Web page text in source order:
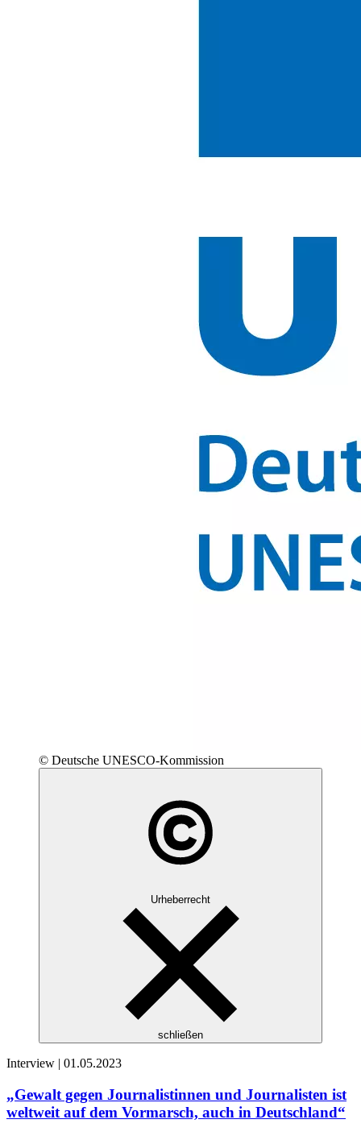
© Deutsche UNESCO-Kommission
Urheberrecht
schließen
Interview | 01.05.2023
„Gewalt gegen Journalistinnen und Journalisten ist
weltweit auf dem Vormarsch, auch in Deutschland“